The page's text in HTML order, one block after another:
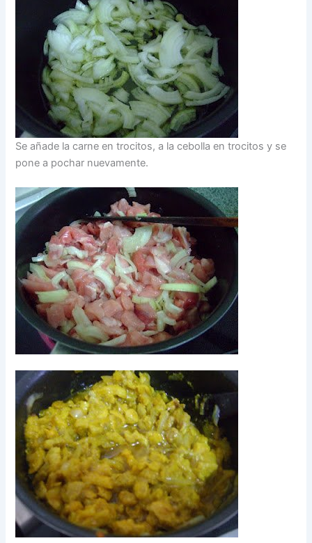
Se añade la carne en trocitos, a la cebolla en trocitos y se
pone a pochar nuevamente.